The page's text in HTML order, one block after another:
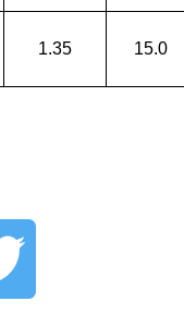
1.35 15.0